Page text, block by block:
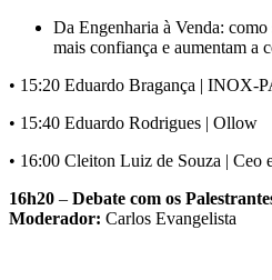
Da Engenharia à Venda:
mais confiança e aumentam a
• 15:20 Eduardo Bragança | INOX-
• 15:40 Eduardo Rodrigues | Ollow
• 16:00 Cleiton Luiz de Souza | Ceo
16h20 – Debate com os
Moderador: Carlos Evangelista